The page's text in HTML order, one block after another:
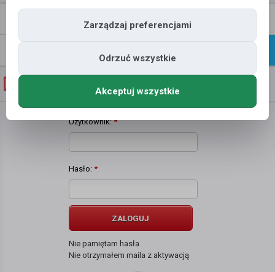
wiadomość
Użytkownik:*
Hasło: *
ZALOGUJ
Nie pamiętam hasła
Nie otrzymałem maila z aktywacją
Zarządzaj preferencjami
Odrzuć wszystkie
Akceptuj wszystkie